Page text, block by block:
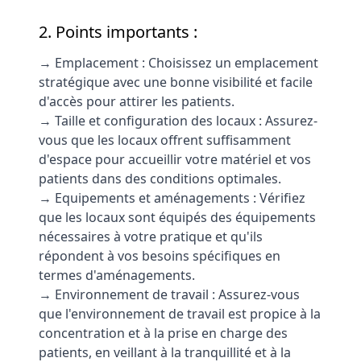
2. Points importants :
→ Emplacement : Choisissez un emplacement
stratégique avec une bonne visibilité et facile
d'accès pour attirer les patients.
→ Taille et configuration des locaux : Assurez-
vous que les locaux offrent suffisamment
d'espace pour accueillir votre matériel et vos
patients dans des conditions optimales.
→ Equipements et aménagements : Vérifiez
que les locaux sont équipés des équipements
nécessaires à votre pratique et qu'ils
répondent à vos besoins spécifiques en
termes d'aménagements.
→ Environnement de travail : Assurez-vous
que l'environnement de travail est propice à la
concentration et à la prise en charge des
patients, en veillant à la tranquillité et à la